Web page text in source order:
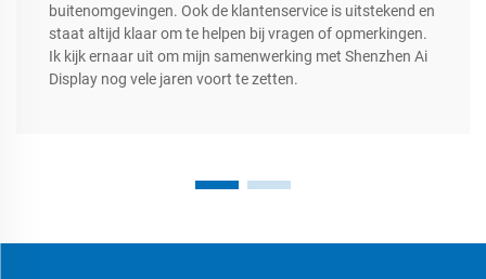
buitenomgevingen. Ook de klantenservice is uitstekend en
staat altijd klaar om te helpen bij vragen of opmerkingen.
Ik kijk ernaar uit om mijn samenwerking met Shenzhen Ai
Display nog vele jaren voort te zetten.